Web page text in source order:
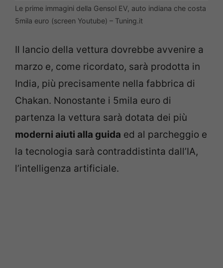
Le prime immagini della Gensol EV, auto indiana che costa
5mila euro (screen Youtube) – Tuning.it
Il lancio della vettura dovrebbe avvenire a
marzo e, come ricordato, sarà prodotta in
India, più precisamente nella fabbrica di
Chakan. Nonostante i 5mila euro di
partenza la vettura sarà dotata dei più
moderni aiuti alla guida ed al parcheggio e
la tecnologia sarà contraddistinta dall’IA,
l’intelligenza artificiale.